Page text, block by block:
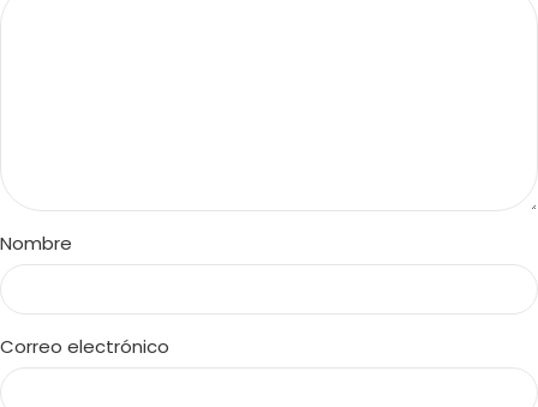
Nombre
Correo electrónico